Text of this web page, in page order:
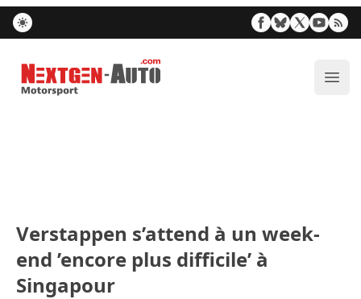
Nextgen-Auto.com
Verstappen s’attend à un week-
end ’encore plus difficile’ à
Singapour